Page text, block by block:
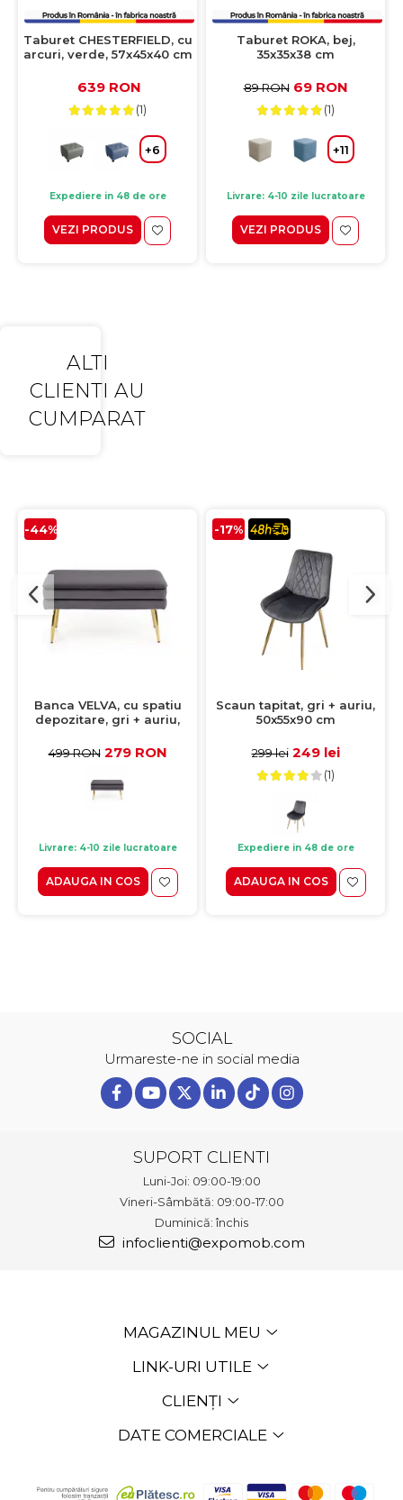
Taburet CHESTERFIELD, cu
arcuri, verde, 57x45x40 cm
639 RON
(1)
+6
Expediere in 48 de ore
VEZI PRODUS
Taburet ROKA, bej,
35x35x38 cm
89 RON 69 RON
(1)
+11
Livrare: 4-10 zile lucratoare
VEZI PRODUS
ALTI
CLIENTI AU
CUMPARAT
-44%
Banca VELVA, cu spatiu
depozitare, gri + auriu,
499 RON 279 RON
Livrare: 4-10 zile lucratoare
ADAUGA IN COS
-17%
Scaun tapitat, gri + auriu,
50x55x90 cm
299 lei 249 lei
(1)
Expediere in 48 de ore
ADAUGA IN COS
SOCIAL
Urmareste-ne in social media
SUPORT CLIENTI
Luni-Joi: 09:00-19:00
Vineri-Sâmbătă: 09:00-17:00
Duminică: închis
infoclienti@expomob.com
MAGAZINUL MEU
LINK-URI UTILE
CLIENȚI
DATE COMERCIALE